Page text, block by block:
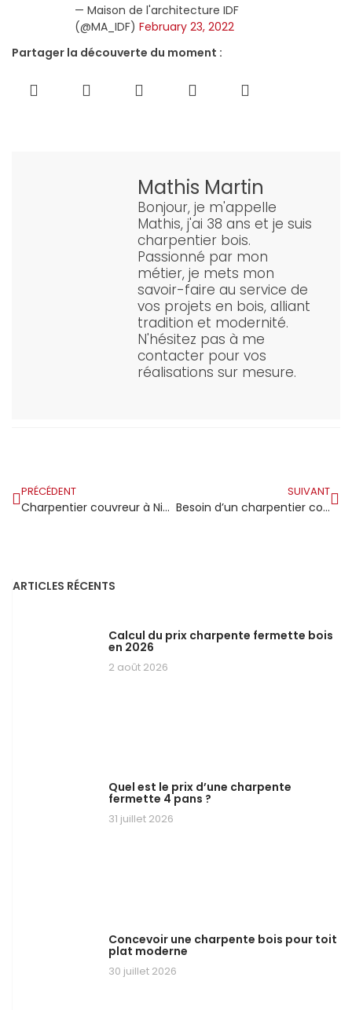
— Maison de l'architecture IDF
(@MA_IDF) February 23, 2022
Partager la découverte du moment :
Mathis Martin
Bonjour, je m'appelle
Mathis, j'ai 38 ans et je suis
charpentier bois.
Passionné par mon
métier, je mets mon
savoir-faire au service de
vos projets en bois, alliant
tradition et modernité.
N'hésitez pas à me
contacter pour vos
réalisations sur mesure.
PRÉCÉDENT
Charpentier couvreur à Nice : expert en toiture sur la Côte d’Azur
SUIVANT
Besoin d’un charpentier couvreur à Agen? Découvrez nos meilleurs conseils!
ARTICLES RÉCENTS
Calcul du prix charpente fermette bois
en 2026
2 août 2026
Quel est le prix d’une charpente
fermette 4 pans ?
31 juillet 2026
Concevoir une charpente bois pour toit
plat moderne
30 juillet 2026